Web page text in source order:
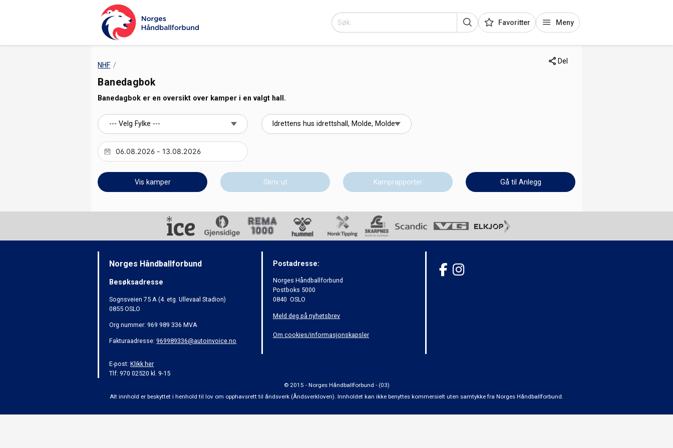
Favoritter Meny
NHF Del
Banedagbok
Banedagbok er en oversikt over kamper i en valgt hall.
Vis kamper Skriv ut Kamprapporter Gå til Anlegg
Norges Håndballforbund
Besøksadresse
Sognsveien 75 A (4. etg. Ullevaal Stadion)
0855 OSLO
Org.nummer: 969 989 336 MVA
Fakturaadresse:969989336@autoinvoice.no
E-post:Klikk her
Tlf: 970 02520 kl. 9-15
Postadresse:
Norges Håndballforbund
Postboks 5000
0840 OSLO
Meld deg på nyhetsbrev
Om cookies/informasjonskapsler
© 2015 - Norges Håndballforbund - (03)
Alt innhold er beskyttet i henhold til lov om opphavsrett til åndsverk (Åndsverkloven). Innholdet kan ikke benyttes kommersielt uten samtykke fra Norges Håndballforbund.